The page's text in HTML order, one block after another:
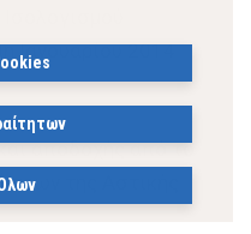
Ιανουαρίου 2014
αποδοχής από το
της Αστικής